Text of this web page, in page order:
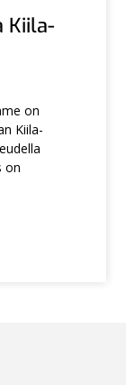
Kiila-
on
Kiila-
on